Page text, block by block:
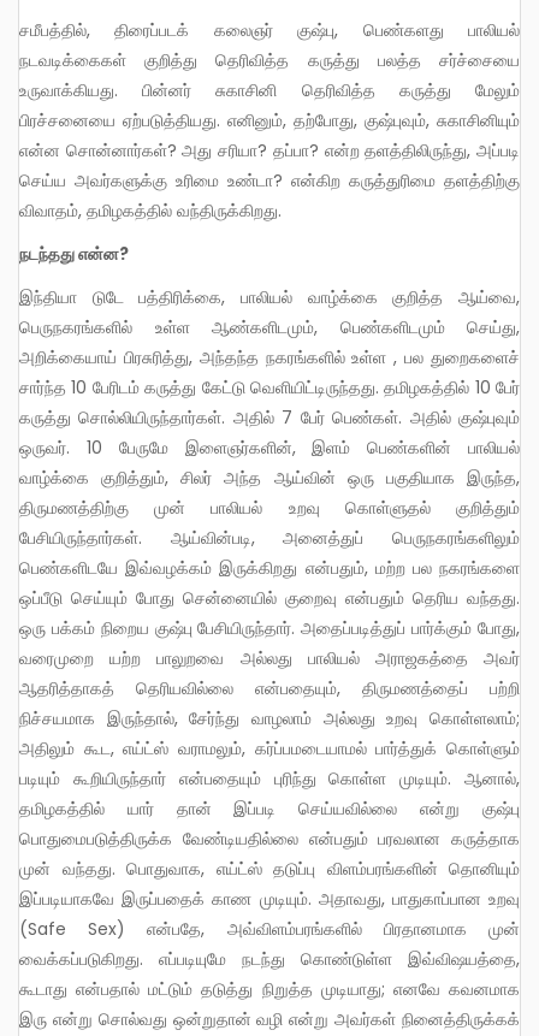
சமீபத்தில், திரைப்படக் கலைஞர் குஷ்பு, பெண்களது பாலியல்
நடவடிக்கைகள் குறித்து தெரிவித்த கருத்து பலத்த சர்ச்சையை
உருவாக்கியது. பின்னர் சுகாசினி தெரிவித்த கருத்து மேலும்
பிரச்சனையை ஏற்படுத்தியது. எனினும், தற்போது, குஷ்புவும், சுகாசினியும்
என்ன சொன்னார்கள்? அது சரியா? தப்பா? என்ற தளத்திலிருந்து, அப்படி
செய்ய அவர்களுக்கு உரிமை உண்டா? என்கிற கருத்துரிமை தளத்திற்கு
விவாதம், தமிழகத்தில் வந்திருக்கிறது.
நடந்தது என்ன?
இந்தியா டுடே பத்திரிக்கை, பாலியல் வாழ்க்கை குறித்த ஆய்வை,
பெருநகரங்களில் உள்ள ஆண்களிடமும், பெண்களிடமும் செய்து,
அறிக்கையாய் பிரசுரித்து, அந்தந்த நகரங்களில் உள்ள , பல துறைகளைச்
சார்ந்த 10 பேரிடம் கருத்து கேட்டு வெளியிட்டிருந்தது. தமிழகத்தில் 10 பேர்
கருத்து சொல்லியிருந்தார்கள். அதில் 7 பேர் பெண்கள். அதில் குஷ்புவும்
ஒருவர். 10 பேருமே இளைஞர்களின், இளம் பெண்களின் பாலியல்
வாழ்க்கை குறித்தும், சிலர் அந்த ஆய்வின் ஒரு பகுதியாக இருந்த,
திருமணத்திற்கு முன் பாலியல் உறவு கொள்ளுதல் குறித்தும்
பேசியிருந்தார்கள். ஆய்வின்படி, அனைத்துப் பெருநகரங்களிலும்
பெண்களிடயே இவ்வழக்கம் இருக்கிறது என்பதும், மற்ற பல நகரங்களை
ஒப்பீடு செய்யும் போது சென்னையில் குறைவு என்பதும் தெரிய வந்தது.
ஒரு பக்கம் நிறைய குஷ்பு பேசியிருந்தார். அதைப்படித்துப் பார்க்கும் போது,
வரைமுறை யற்ற பாலுறவை அல்லது பாலியல் அராஜகத்தை அவர்
ஆதரித்தாகத் தெரியவில்லை என்பதையும், திருமணத்தைப் பற்றி
நிச்சயமாக இருந்தால், சேர்ந்து வாழலாம் அல்லது உறவு கொள்ளலாம்;
அதிலும் கூட, எய்ட்ஸ் வராமலும், கர்ப்பமடையாமல் பார்த்துக் கொள்ளும்
படியும் கூறியிருந்தார் என்பதையும் புரிந்து கொள்ள முடியும். ஆனால்,
தமிழகத்தில் யார் தான் இப்படி செய்யவில்லை என்று குஷ்பு
பொதுமைபடுத்திருக்க வேண்டியதில்லை என்பதும் பரவலான கருத்தாக
முன் வந்தது. பொதுவாக, எய்ட்ஸ் தடுப்பு விளம்பரங்களின் தொனியும்
இப்படியாகவே இருப்பதைக் காண முடியும். அதாவது, பாதுகாப்பான உறவு
(Safe Sex) என்பதே, அவ்விளம்பரங்களில் பிரதானமாக முன்
வைக்கப்படுகிறது. எப்படியுமே நடந்து கொண்டுள்ள இவ்விஷயத்தை,
கூடாது என்பதால் மட்டும் தடுத்து நிறுத்த முடியாது; எனவே கவனமாக
இரு என்று சொல்வது ஒன்றுதான் வழி என்று அவர்கள் நினைத்திருக்கக்